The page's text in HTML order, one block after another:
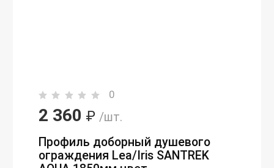
0
2 360 ₽ /шт.
Профиль доборный душевого
ограждения Lea/Iris SANTREK